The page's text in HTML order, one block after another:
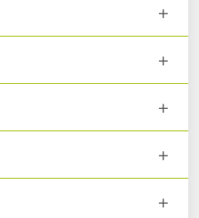
+
+
+
+
+